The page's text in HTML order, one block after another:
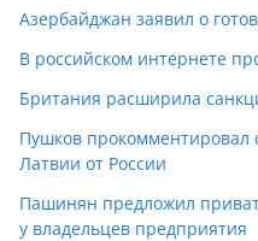
Азербайджан заявил о
В российском интернете
Британия расширила
Пушков прокомментировал
Латвии от России
Пашинян предложил
у владельцев предприятия